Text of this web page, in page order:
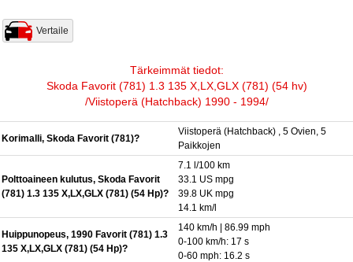
Vertaile
Tärkeimmät tiedot:
Skoda Favorit (781) 1.3 135 X,LX,GLX (781) (54 hv)
/Viistoperä (Hatchback) 1990 - 1994/
Korimalli, Skoda Favorit (781)?
Viistoperä (Hatchback) , 5 Ovien, 5
Paikkojen
Polttoaineen kulutus, Skoda Favorit
(781) 1.3 135 X,LX,GLX (781) (54 Hp)?
7.1 l/100 km
33.1 US mpg
39.8 UK mpg
14.1 km/l
Huippunopeus, 1990 Favorit (781) 1.3
135 X,LX,GLX (781) (54 Hp)?
140 km/h | 86.99 mph
0-100 km/h: 17 s
0-60 mph: 16.2 s